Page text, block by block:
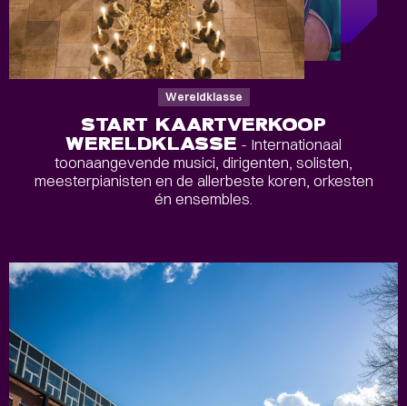
Wereldklasse
START KAARTVERKOOP
WERELDKLASSE - Internationaal
toonaangevende musici, dirigenten, solisten,
meesterpianisten en de allerbeste koren, orkesten
én ensembles.